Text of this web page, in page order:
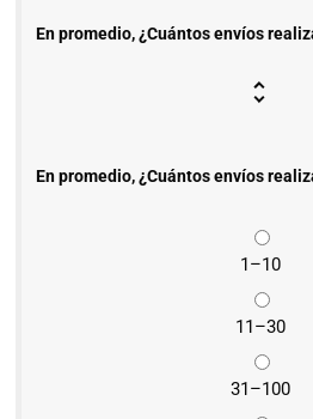
En promedio, ¿Cuántos envíos
En promedio, ¿Cuántos envíos
1–10
11–30
31–100